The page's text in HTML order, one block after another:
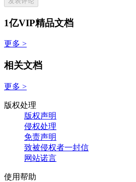
1亿VIP精品文档
更多 >
相关文档
更多 >
版权处理
版权声明
侵权处理
免责声明
致被侵权者一封信
网站诺言
使用帮助